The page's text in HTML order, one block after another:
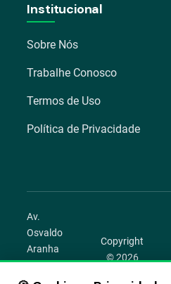
Institucional
Sobre Nós
Trabalhe Conosco
Termos de Uso
Política de Privacidade
Av.
Osvaldo
Aranha
1022 –
Bom
Copyright
© 2026